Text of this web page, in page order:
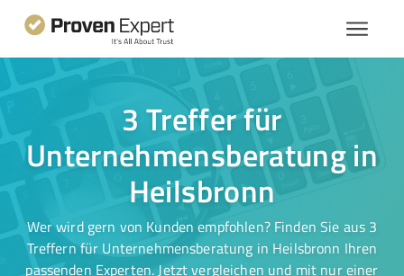
3 Treffer für
Unternehmensberatung in
Heilsbronn
Wer wird gern von Kunden empfohlen? Finden Sie aus 3
Treffern für Unternehmensberatung in Heilsbronn Ihren
passenden Experten. Jetzt vergleichen und mit nur einer